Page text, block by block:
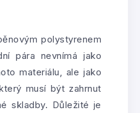
polystyrenem
pára nevnímá jako
materiálu, ale jako
musí být zahrnut
skladby. Důležité je